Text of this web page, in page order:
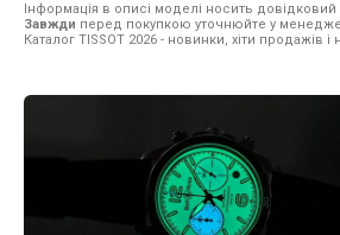
Інформація в описі моделі носить довідковий
Завжди перед покупкою уточнюйте у
Каталог TISSOT 2026 - новинки, хіти продажів і